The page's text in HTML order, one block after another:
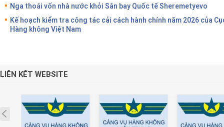
Nga thoái vốn nhà nước khỏi Sân bay Quốc tế Sheremetyevo
Kế hoạch kiểm tra công tác cải cách hành chính năm 2026 của
Hàng không Việt Nam
LIÊN KẾT WEBSITE
Prev